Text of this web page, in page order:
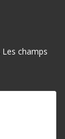
Les champs